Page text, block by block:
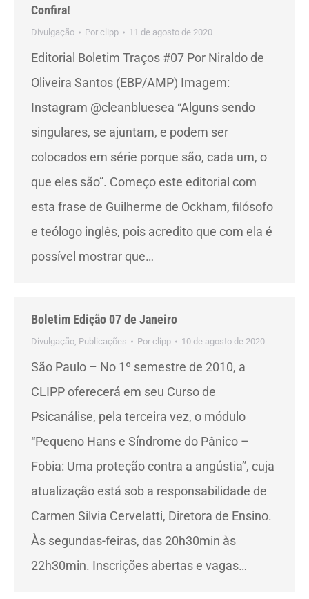
Confira!
Divulgação Por clipp 11 de agosto de 2020
Editorial Boletim Traços #07 Por Niraldo de
Oliveira Santos (EBP/AMP) Imagem:
Instagram @cleanbluesea “Alguns sendo
singulares, se ajuntam, e podem ser
colocados em série porque são, cada um, o
que eles são”. Começo este editorial com
esta frase de Guilherme de Ockham, filósofo
e teólogo inglês, pois acredito que com ela é
possível mostrar que…
Boletim Edição 07 de Janeiro
Divulgação, Publicações Por clipp 10 de agosto de 2020
São Paulo – No 1º semestre de 2010, a
CLIPP oferecerá em seu Curso de
Psicanálise, pela terceira vez, o módulo
“Pequeno Hans e Síndrome do Pânico –
Fobia: Uma proteção contra a angústia”, cuja
atualização está sob a responsabilidade de
Carmen Silvia Cervelatti, Diretora de Ensino.
Às segundas-feiras, das 20h30min às
22h30min. Inscrições abertas e vagas…